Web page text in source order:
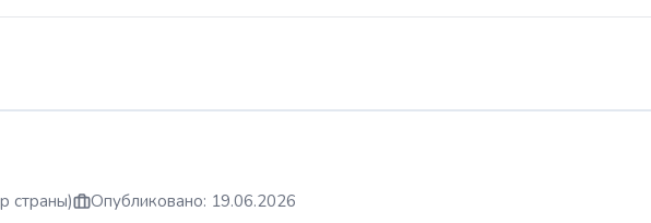
страны) Опубликовано: 19.06.2026